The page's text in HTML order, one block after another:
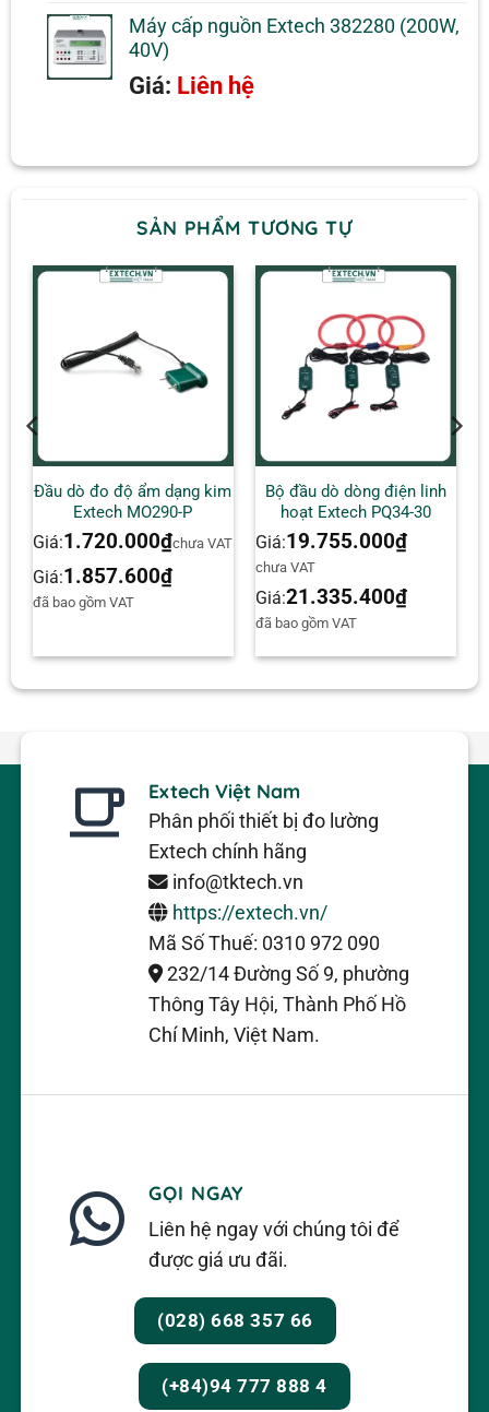
Máy cấp nguồn Extech 382280 (200W,
40V)
Giá: Liên hệ
SẢN PHẨM TƯƠNG TỰ
Đầu dò đo độ ẩm dạng kim
Extech MO290-P
Giá:1.720.000₫chưa VAT
Giá:1.857.600₫
đã bao gồm VAT
Bộ đầu dò dòng điện linh
hoạt Extech PQ34-30
Giá:19.755.000₫
chưa VAT
Giá:21.335.400₫
đã bao gồm VAT
Extech Việt Nam
Phân phối thiết bị đo lường
Extech chính hãng
info@tktech.vn
https://extech.vn/
Mã Số Thuế: 0310 972 090
232/14 Đường Số 9, phường
Thông Tây Hội, Thành Phố Hồ
Chí Minh, Việt Nam.
GỌI NGAY
Liên hệ ngay với chúng tôi để
được giá ưu đãi.
(028) 668 357 66
(+84)94 777 888 4